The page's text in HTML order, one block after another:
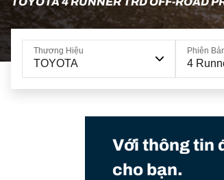
Thương Hiệu
TOYOTA
Phiên
4
Với thông tin
cho bạn.